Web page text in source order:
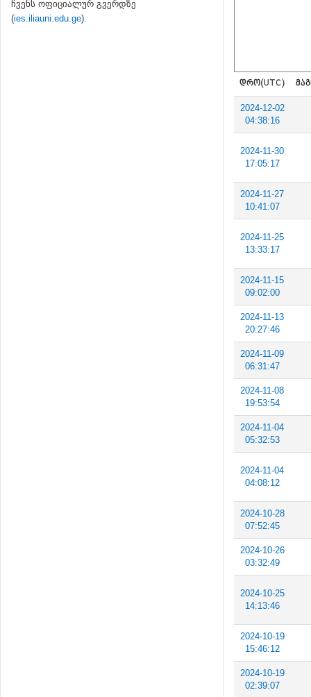
ჩვენს ოფიციალურ გვერდზე
(ies.iliauni.edu.ge).
ᲓᲠᲝ(UTC)
2024-12-02
04:38:16
2024-11-30
17:05:17
2024-11-27
10:41:07
2024-11-25
13:33:17
2024-11-15
09:02:00
2024-11-13
20:27:46
2024-11-09
06:31:47
2024-11-08
19:53:54
2024-11-04
05:32:53
2024-11-04
04:08:12
2024-10-28
07:52:45
2024-10-26
03:32:49
2024-10-25
14:13:46
2024-10-19
15:46:12
2024-10-19
02:39:07